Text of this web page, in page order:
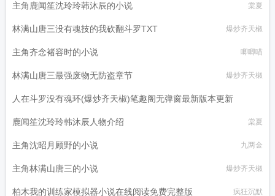
主角鹿闻笙沈玲玲韩沐辰的小说 棠夏
林满山唐三没有魂技的我砍翻斗罗TXT 爆炒齐天椒
主角齐念褚容时的小说 唧唧喵
林满山唐三最强废物无防盗章节 爆炒齐天椒
人在斗罗没有魂环(爆炒齐天椒)笔趣阁无弹窗最新版本更新
爆炒齐天椒
鹿闻笙沈玲玲韩沐辰人物介绍 棠夏
主角沈昭月顾野的小说 九两金
主角林满山唐三的小说 爆炒齐天椒
柏木我的训练家模拟器小说在线阅读免费完整版 疯狂沉默